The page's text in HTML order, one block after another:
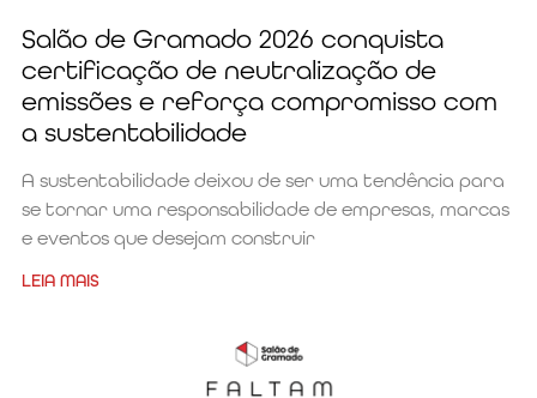
Salão de Gramado 2026 conquista
certificação de neutralização de
emissões e reforça compromisso com
a sustentabilidade
A sustentabilidade deixou de ser uma tendência para
se tornar uma responsabilidade de empresas, marcas
e eventos que desejam construir
LEIA MAIS